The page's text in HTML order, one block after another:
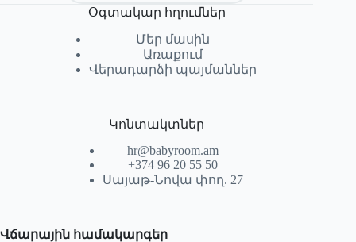
Օգտակար հղումներ
Մեր մասին
Առաքում
Վերադարձի պայմաններ
Կոնտակտներ
hr@babyroom.am
+374 96 20 55 50
Սայաթ-Նովա փող. 27
Վճարային համակարգեր